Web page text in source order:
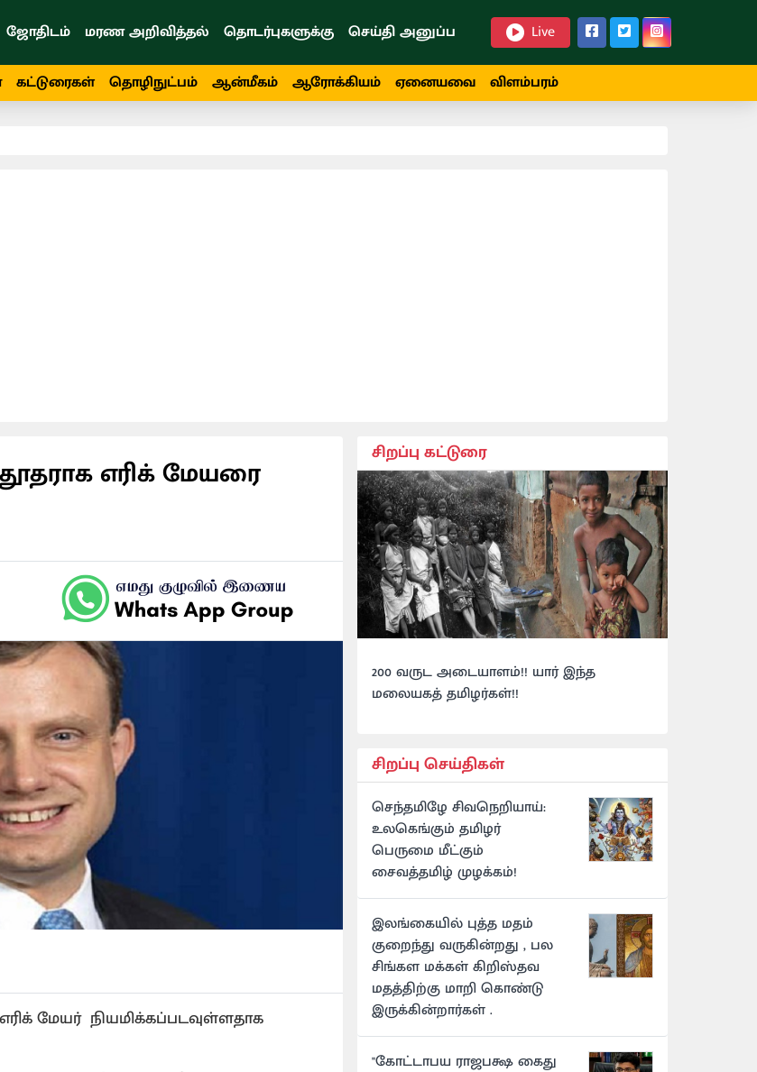
ஜோதிடம் மரண அறிவித்தல் தொடர்புகளுக்கு செய்தி அனுப்ப Live
கட்டுரைகள் தொழிநுட்பம் ஆன்மீகம் ஆரோக்கியம் ஏனையவை விளம்பரம்
எரிக் மேயரை
மேயர் நியமிக்கப்படவுள்ளதாக
சிறப்பு கட்டுரை
200 வருட அடையாளம்!! யார் இந்த
மலையகத் தமிழர்கள்!!
சிறப்பு செய்திகள்
செந்தமிழே சிவநெறியாய்:
உலகெங்கும் தமிழர்
பெருமை மீட்கும்
சைவத்தமிழ் முழக்கம்!
இலங்கையில் புத்த மதம்
குறைந்து வருகின்றது , பல
சிங்கள மக்கள் கிறிஸ்தவ
மதத்திற்கு மாறி கொண்டு
இருக்கின்றார்கள் .
"கோட்டாபய ராஜபக்ஷ கைது